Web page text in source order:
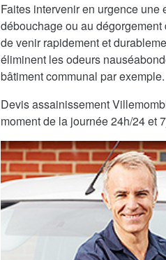
Faites intervenir en urgence
débouchage ou au
de venir rapidement et
éliminent les odeurs
bâtiment communal par exemple.
Devis assainissement
moment de la journée 24h/24 et